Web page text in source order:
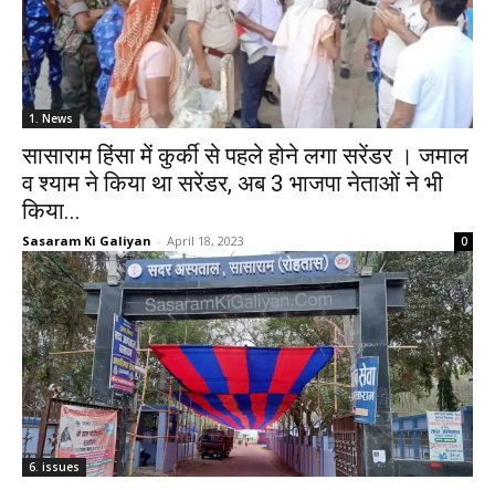
1. News
सासाराम हिंसा में कुर्की से पहले होने लगा सरेंडर । जमाल
व श्याम ने किया था सरेंडर, अब 3 भाजपा नेताओं ने भी
किया...
Sasaram Ki Galiyan - April 18, 2023 0
6. issues